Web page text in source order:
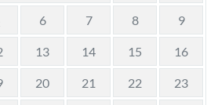
6 7 8 9
13 14 15 16
20 21 22 23